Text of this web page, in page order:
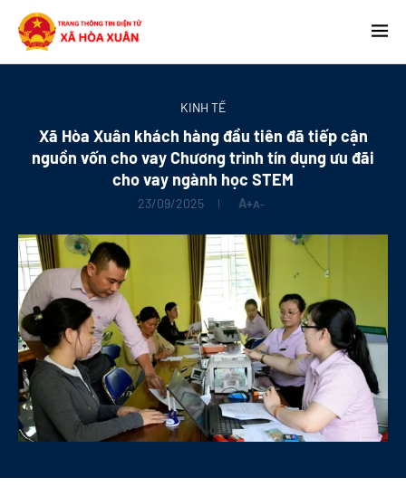
KINH TẾ
Xã Hòa Xuân khách hàng đầu tiên đã tiếp cận
nguồn vốn cho vay Chương trình tín dụng ưu đãi
cho vay ngành học STEM
23/09/2025 A+A-